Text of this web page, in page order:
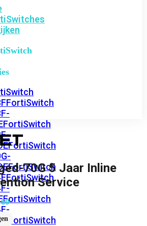
FortiSwitch
FortiSwitch
FortiSwitch
FortiSwitch
FortiSwitch
FortiSwitch
FortiSwitch
70G 5 Jaar Inline
Service